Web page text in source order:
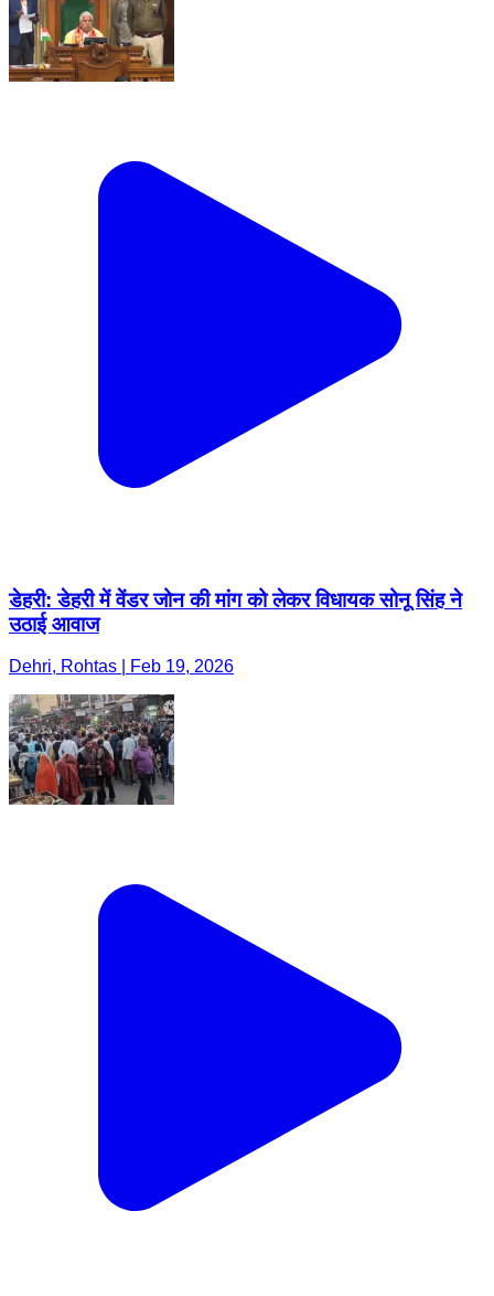
डेहरी: डेहरी में वेंडर जोन की मांग को लेकर विधायक सोनू सिंह ने
उठाई आवाज
Dehri, Rohtas | Feb 19, 2026